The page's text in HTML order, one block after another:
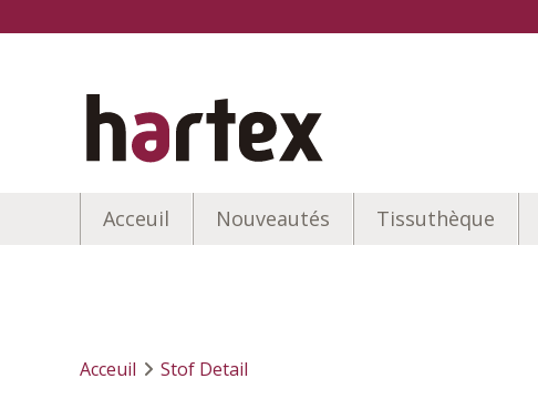
Acceuil Nouveautés Tissuthèque
Acceuil Stof Detail